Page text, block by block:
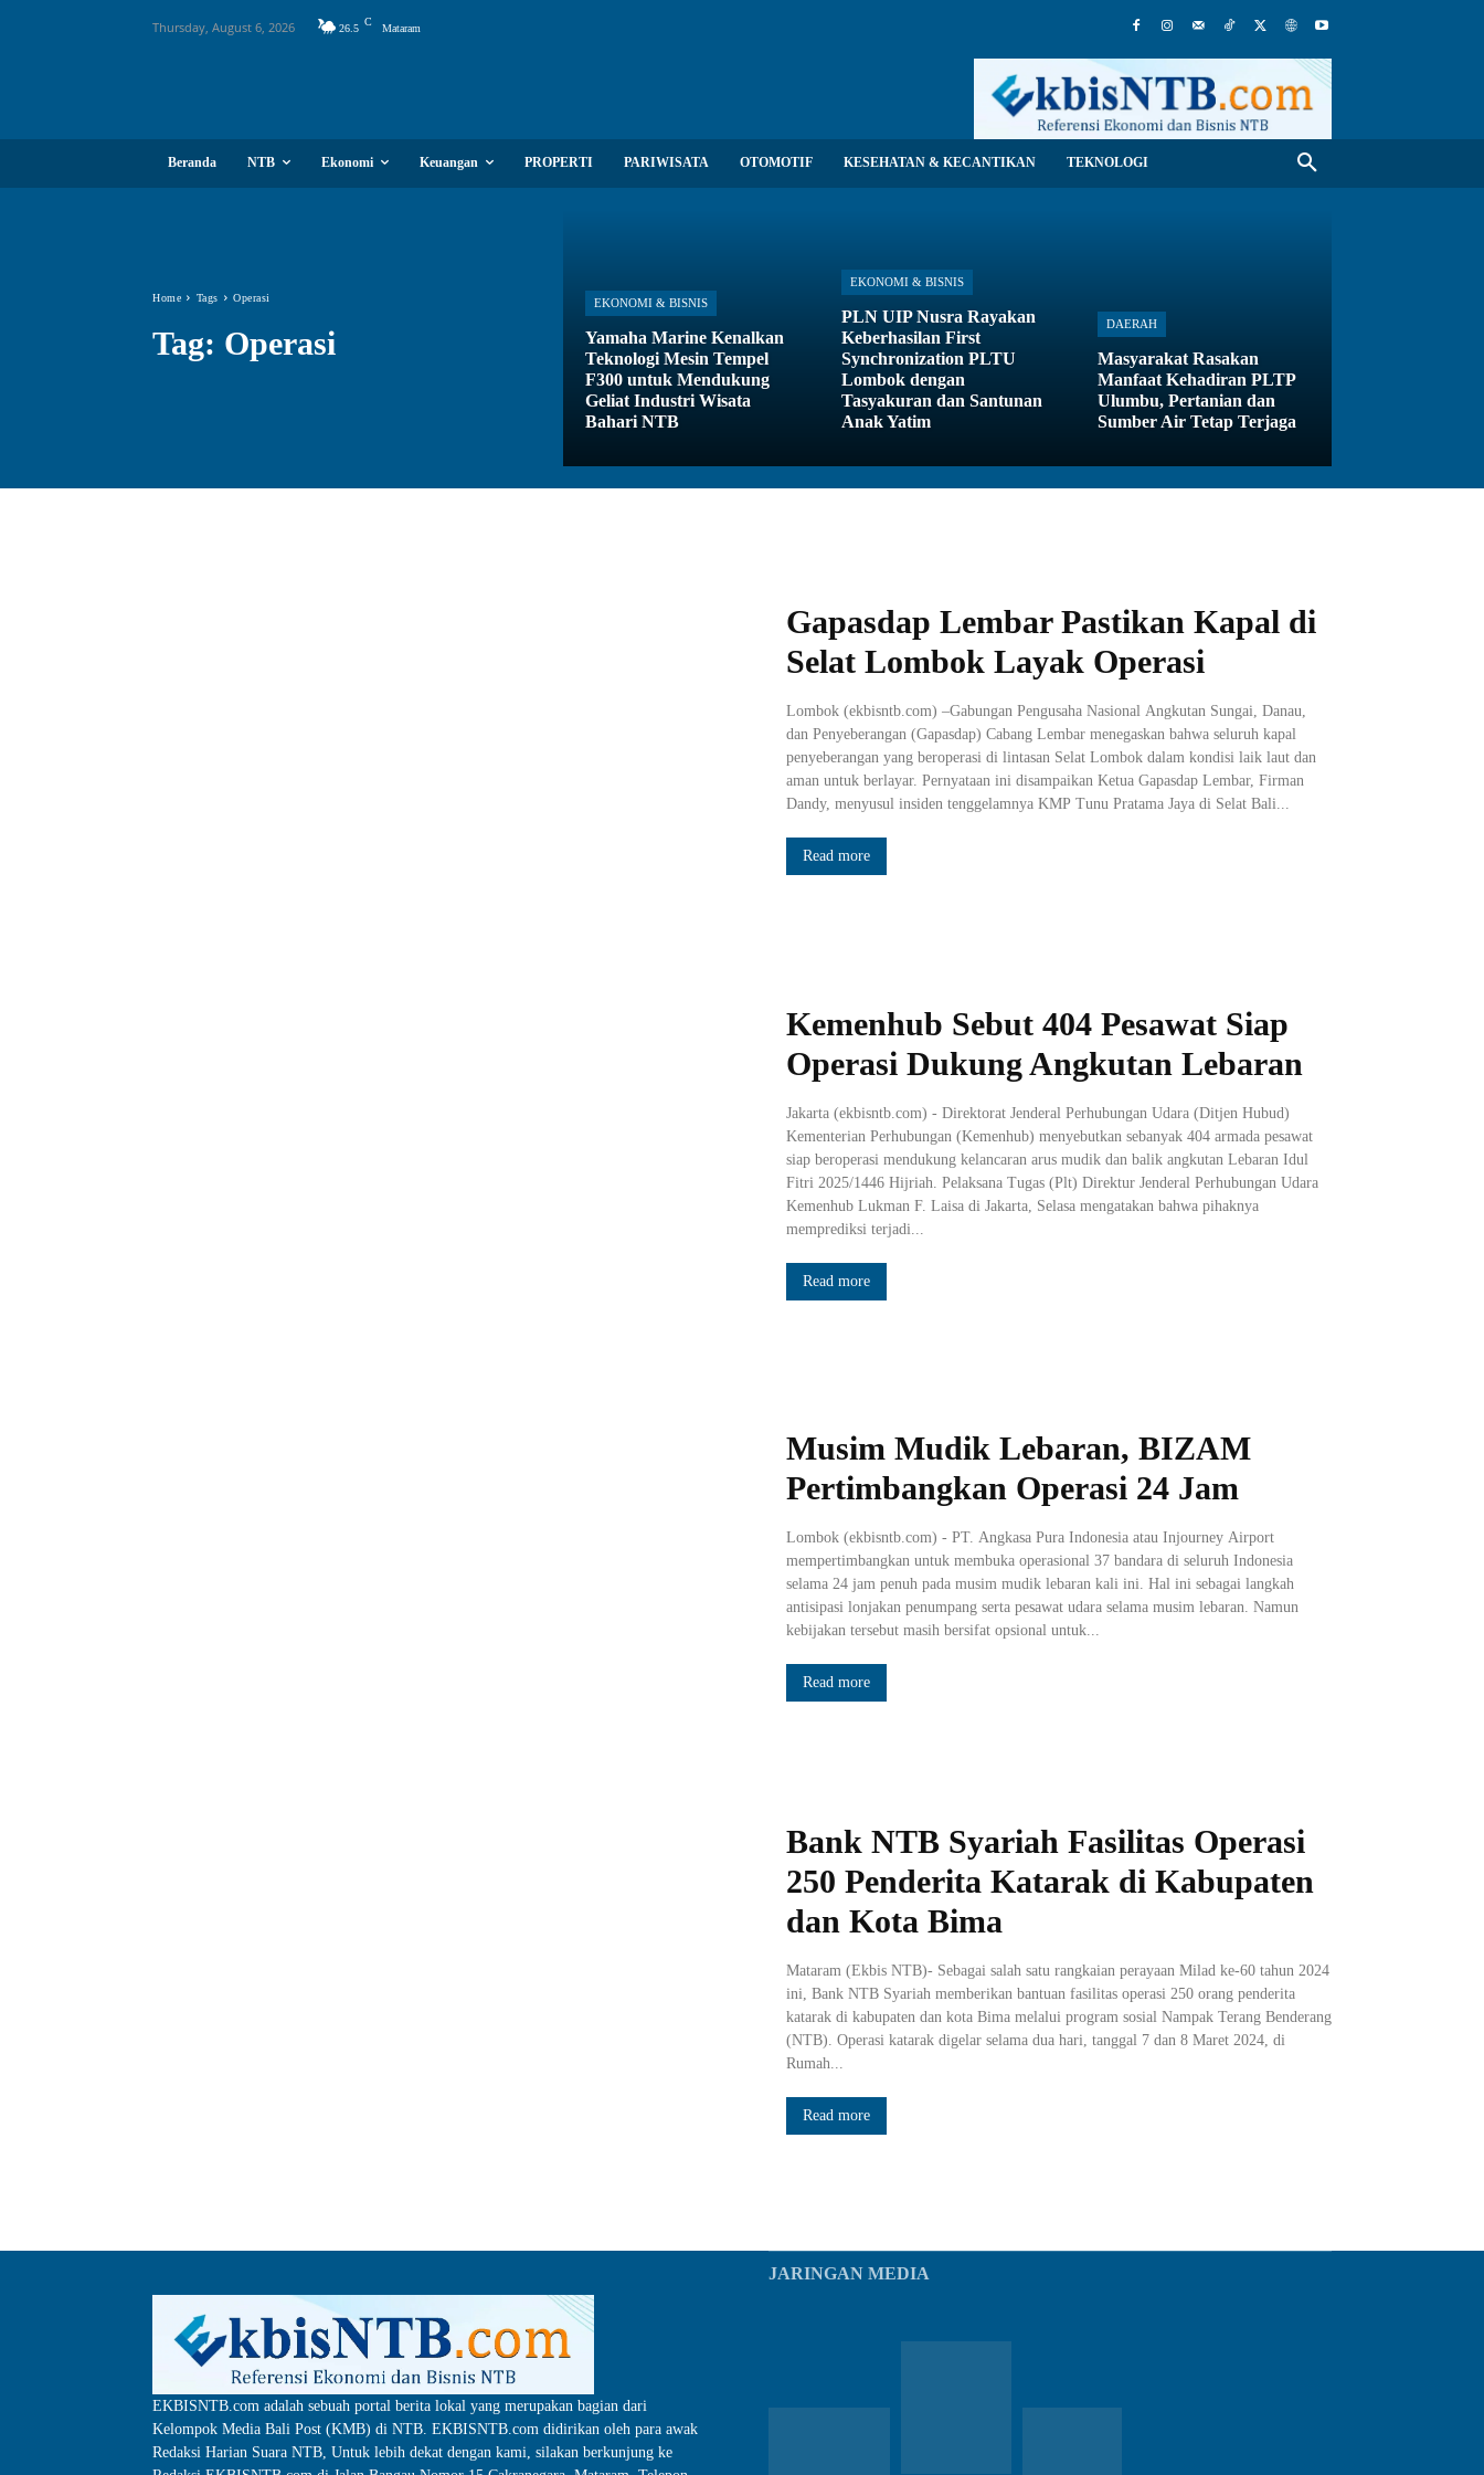
Thursday, August 6, 2026 26.5
C
Mataram
Beranda NTB Ekonomi Keuangan PROPERTI PARIWISATA OTOMOTIF KESEHATAN & KECANTIKAN TEKNOLOGI
Home Tags Operasi
Tag: Operasi
EKONOMI & BISNIS
Yamaha Marine Kenalkan
Teknologi Mesin Tempel
F300 untuk Mendukung
Geliat Industri Wisata
Bahari NTB
EKONOMI & BISNIS
PLN UIP Nusra Rayakan
Keberhasilan First
Synchronization PLTU
Lombok dengan
Tasyakuran dan Santunan
Anak Yatim
DAERAH
Masyarakat Rasakan
Manfaat Kehadiran PLTP
Ulumbu, Pertanian dan
Sumber Air Tetap Terjaga
Gapasdap Lembar Pastikan Kapal di
Selat Lombok Layak Operasi
Lombok (ekbisntb.com) –Gabungan Pengusaha Nasional Angkutan Sungai, Danau,
dan Penyeberangan (Gapasdap) Cabang Lembar menegaskan bahwa seluruh kapal
penyeberangan yang beroperasi di lintasan Selat Lombok dalam kondisi laik laut dan
aman untuk berlayar. Pernyataan ini disampaikan Ketua Gapasdap Lembar, Firman
Dandy, menyusul insiden tenggelamnya KMP Tunu Pratama Jaya di Selat Bali...
Read more
Kemenhub Sebut 404 Pesawat Siap
Operasi Dukung Angkutan Lebaran
Jakarta (ekbisntb.com) - Direktorat Jenderal Perhubungan Udara (Ditjen Hubud)
Kementerian Perhubungan (Kemenhub) menyebutkan sebanyak 404 armada pesawat
siap beroperasi mendukung kelancaran arus mudik dan balik angkutan Lebaran Idul
Fitri 2025/1446 Hijriah. Pelaksana Tugas (Plt) Direktur Jenderal Perhubungan Udara
Kemenhub Lukman F. Laisa di Jakarta, Selasa mengatakan bahwa pihaknya
memprediksi terjadi...
Read more
Musim Mudik Lebaran, BIZAM
Pertimbangkan Operasi 24 Jam
Lombok (ekbisntb.com) - PT. Angkasa Pura Indonesia atau Injourney Airport
mempertimbangkan untuk membuka operasional 37 bandara di seluruh Indonesia
selama 24 jam penuh pada musim mudik lebaran kali ini. Hal ini sebagai langkah
antisipasi lonjakan penumpang serta pesawat udara selama musim lebaran. Namun
kebijakan tersebut masih bersifat opsional untuk...
Read more
Bank NTB Syariah Fasilitas Operasi
250 Penderita Katarak di Kabupaten
dan Kota Bima
Mataram (Ekbis NTB)- Sebagai salah satu rangkaian perayaan Milad ke-60 tahun 2024
ini, Bank NTB Syariah memberikan bantuan fasilitas operasi 250 orang penderita
katarak di kabupaten dan kota Bima melalui program sosial Nampak Terang Benderang
(NTB). Operasi katarak digelar selama dua hari, tanggal 7 dan 8 Maret 2024, di
Rumah...
Read more
EKBISNTB.com adalah sebuah portal berita lokal yang merupakan bagian dari
Kelompok Media Bali Post (KMB) di NTB. EKBISNTB.com didirikan oleh para awak
Redaksi Harian Suara NTB, Untuk lebih dekat dengan kami, silakan berkunjung ke
JARINGAN MEDIA